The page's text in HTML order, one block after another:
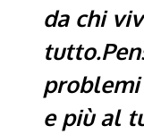
da chi
problemi
e più al